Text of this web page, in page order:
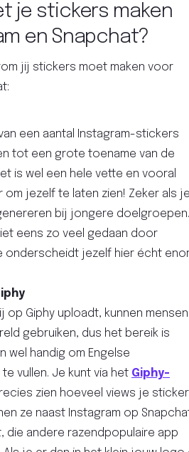
je stickers maken
en Snapchat?
jij stickers moet maken voor
een aantal Instagram-stickers
tot een grote toename van de
is wel een hele vette en vooral
om jezelf te laten zien! Zeker als
bij jongere doelgroepen.
eens zo veel gedaan door
onderscheidt jezelf hier écht
op Giphy uploadt, kunnen mensen
gebruiken, dus het bereik is
wel handig om Engelse
vullen. Je kunt via het Giphy-
zien hoeveel views je
ze naast Instagram op
die andere razendpopulaire app